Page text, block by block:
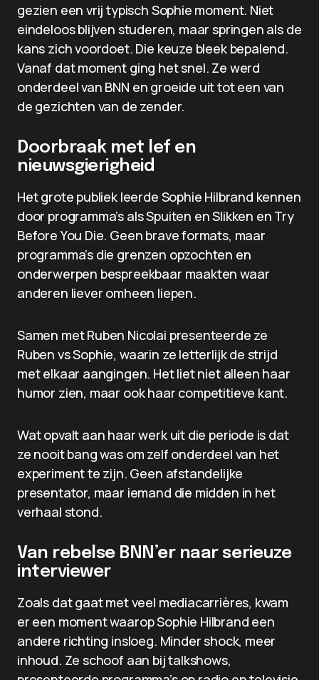
gezien een vrij typisch Sophie moment. Niet
eindeloos blijven studeren, maar springen als de
kans zich voordoet. Die keuze bleek bepalend.
Vanaf dat moment ging het snel. Ze werd
onderdeel van BNN en groeide uit tot een van
de gezichten van de zender.
Doorbraak met lef en
nieuwsgierigheid
Het grote publiek leerde Sophie Hilbrand kennen
door programma’s als Spuiten en Slikken en Try
Before You Die. Geen brave formats, maar
programma’s die grenzen opzochten en
onderwerpen bespreekbaar maakten waar
anderen liever omheen liepen.
Samen met Ruben Nicolai presenteerde ze
Ruben vs Sophie, waarin ze letterlijk de strijd
met elkaar aangingen. Het liet niet alleen haar
humor zien, maar ook haar competitieve kant.
Wat opvalt aan haar werk uit die periode is dat
ze nooit bang was om zelf onderdeel van het
experiment te zijn. Geen afstandelijke
presentator, maar iemand die midden in het
verhaal stond.
Van rebelse BNN’er naar serieuze
interviewer
Zoals dat gaat met veel mediacarrières, kwam
er een moment waarop Sophie Hilbrand een
andere richting insloeg. Minder shock, meer
inhoud. Ze schoof aan bij talkshows,